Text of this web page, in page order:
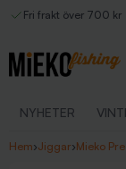
Fri frakt över 700 kr
NYHETER
Hem›Jiggar›Mieko